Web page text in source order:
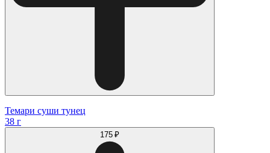
Темари суши тунец
38 г
175 ₽